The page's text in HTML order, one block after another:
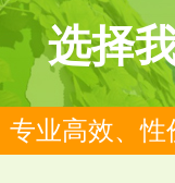
选择
专业高效、性